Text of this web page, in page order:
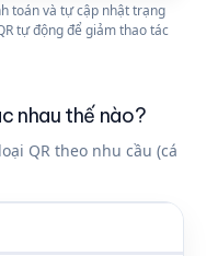
toán và tự cập nhật trạng
tự động để giảm thao tác
nhau thế nào?
QR theo nhu cầu (cá